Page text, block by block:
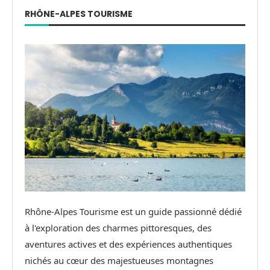
RHÔNE-ALPES TOURISME
Rhône-Alpes Tourisme est un guide passionné dédié
à l'exploration des charmes pittoresques, des
aventures actives et des expériences authentiques
nichés au cœur des majestueuses montagnes